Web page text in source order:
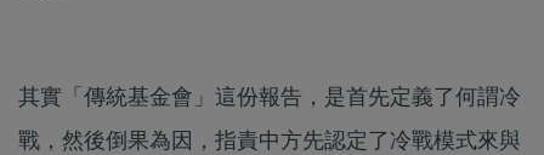
其實「傳統基金會」這份報告，是首先定義了何謂冷
戰，然後倒果為因，指責中方先認定了冷戰模式來與